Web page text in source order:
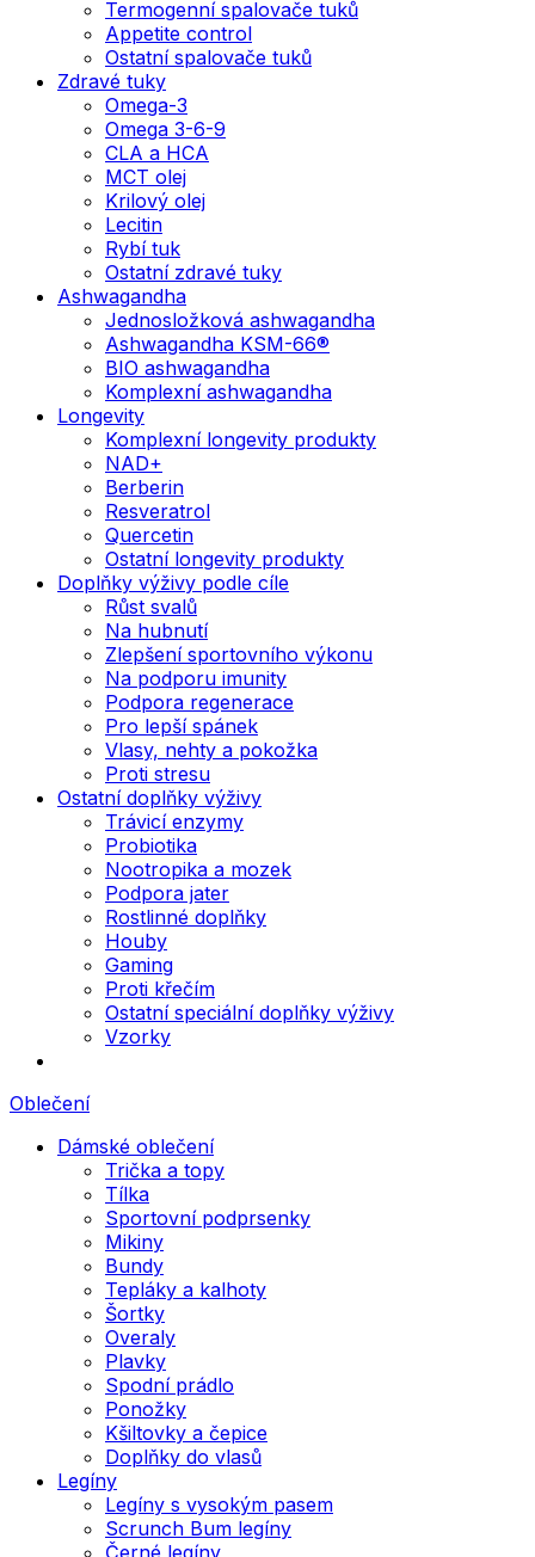
Termogenní spalovače tuků
Appetite control
Ostatní spalovače tuků
Zdravé tuky
Omega-3
Omega 3-6-9
CLA a HCA
MCT olej
Krilový olej
Lecitin
Rybí tuk
Ostatní zdravé tuky
Ashwagandha
Jednosložková ashwagandha
Ashwagandha KSM-66®
BIO ashwagandha
Komplexní ashwagandha
Longevity
Komplexní longevity produkty
NAD+
Berberin
Resveratrol
Quercetin
Ostatní longevity produkty
Doplňky výživy podle cíle
Růst svalů
Na hubnutí
Zlepšení sportovního výkonu
Na podporu imunity
Podpora regenerace
Pro lepší spánek
Vlasy, nehty a pokožka
Proti stresu
Ostatní doplňky výživy
Trávicí enzymy
Probiotika
Nootropika a mozek
Podpora jater
Rostlinné doplňky
Houby
Gaming
Proti křečím
Ostatní speciální doplňky výživy
Vzorky
Oblečení
Dámské oblečení
Trička a topy
Tílka
Sportovní podprsenky
Mikiny
Bundy
Tepláky a kalhoty
Šortky
Overaly
Plavky
Spodní prádlo
Ponožky
Kšiltovky a čepice
Doplňky do vlasů
Legíny
Legíny s vysokým pasem
Scrunch Bum legíny
Černé legíny